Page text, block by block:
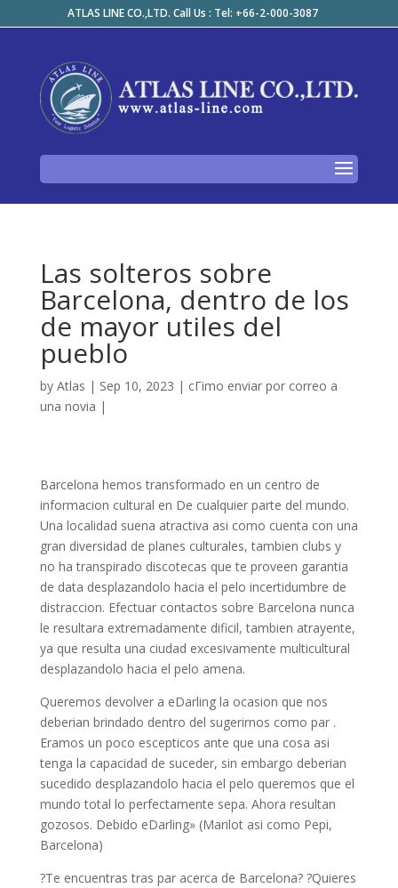
ATLAS LINE CO.,LTD. Call Us : Tel: +66-2-000-3087
Las solteros sobre
Barcelona, dentro de los
de mayor utiles del
pueblo
by Atlas | Sep 10, 2023 | cГіmo enviar por correo a
una novia |
Barcelona hemos transformado en un centro de
informacion cultural en De cualquier parte del mundo.
Una localidad suena atractiva asi­ como cuenta con una
gran diversidad de planes culturales, tambien clubs y
no ha transpirado discotecas que te proveen garanti­a
de data desplazandolo hacia el pelo incertidumbre de
distraccion. Efectuar contactos sobre Barcelona nunca
le resultara extremadamente dificil, tambien atrayente,
ya que resulta una ciudad excesivamente multicultural
desplazandolo hacia el pelo amena.
Queremos devolver a eDarling la ocasion que nos
deberian brindado dentro del sugerirnos como par .
Eramos un poco escepticos ante que una cosa asi
tenga la capacidad de suceder, sin embargo deberian
sucedido desplazandolo hacia el pelo queremos que el
mundo total lo perfectamente sepa. Ahora resultan
gozosos. Debido eDarling» (Marilot asi­ como Pepi,
Barcelona)
?Te encuentras tras par acerca de Barcelona? ?Quieres